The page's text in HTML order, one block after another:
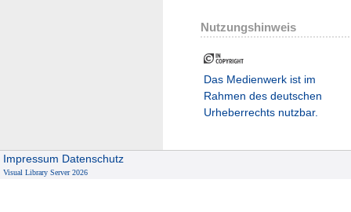
Nutzungshinweis
Das Medienwerk ist im
Rahmen des deutschen
Urheberrechts nutzbar.
Impressum Datenschutz
Visual Library Server 2026